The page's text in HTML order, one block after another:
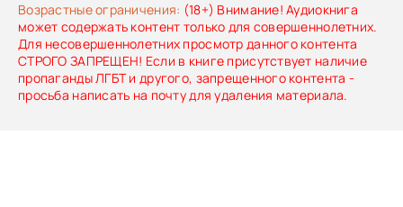
Возрастные ограничения: (18+) Внимание! Аудиокнига
может содержать контент только для совершеннолетних.
Для несовершеннолетних просмотр данного контента
СТРОГО ЗАПРЕЩЕН! Если в книге присутствует наличие
пропаганды ЛГБТ и другого, запрещенного контента -
просьба написать на почту для удаления материала.